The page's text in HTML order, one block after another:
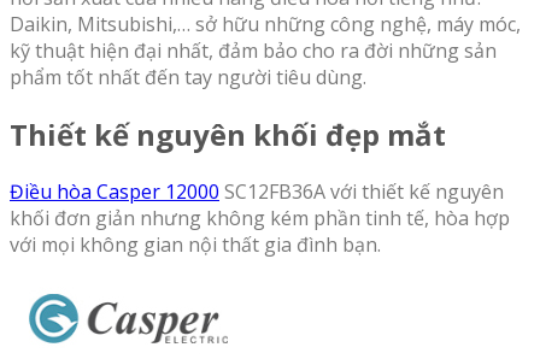
Daikin, Mitsubishi,… sở hữu những công nghệ, máy móc,
kỹ thuật hiện đại nhất, đảm bảo cho ra đời những sản
phẩm tốt nhất đến tay người tiêu dùng.
Thiết kế nguyên khối đẹp mắt
Điều hòa Casper 12000 SC12FB36A với thiết kế nguyên
khối đơn giản nhưng không kém phần tinh tế, hòa hợp
với mọi không gian nội thất gia đình bạn.